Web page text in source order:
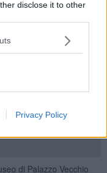
disclose it to other
Privacy Policy
a cadenza mensile
e con l’altra
per tutti i giovani
di questo Pass è
le occasioni
solito non è interessato o
Questo è un approccio
di Palazzo Vecchio